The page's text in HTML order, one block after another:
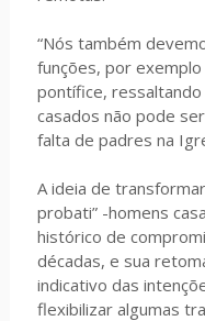
“Nós também
funções, por
pontífice,
casados não pode
falta de padres na
A ideia de
probati” -homens
histórico de
décadas, e sua
indicativo das
flexibilizar algumas